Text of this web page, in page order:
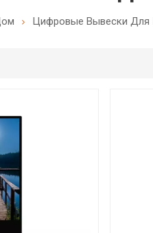
Цифровые Вывески